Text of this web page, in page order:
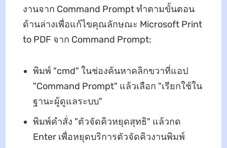
งานจาก Command Prompt ทําตามขั้นตอน
ด้านล่างเพื่อแก้ไขคุณลักษณะ Microsoft Print
to PDF จาก Command Prompt:
พิมพ์ "cmd" ในช่องค้นหาคลิกขวาที่แอป
"Command Prompt" แล้วเลือก "เรียกใช้ใน
ฐานะผู้ดูแลระบบ"
พิมพ์คําสั่ง "ตัวจัดคิวหยุดสุทธิ" แล้วกด
Enter เพื่อหยุดบริการตัวจัดคิวงานพิมพ์